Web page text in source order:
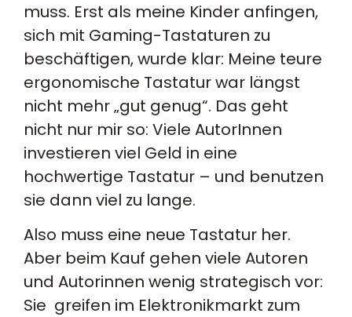
muss. Erst als meine Kinder anfingen,
sich mit Gaming-Tastaturen zu
beschäftigen, wurde klar: Meine teure
ergonomische Tastatur war längst
nicht mehr „gut genug“. Das geht
nicht nur mir so: Viele AutorInnen
investieren viel Geld in eine
hochwertige Tastatur – und benutzen
sie dann viel zu lange.
Also muss eine neue Tastatur her.
Aber beim Kauf gehen viele Autoren
und Autorinnen wenig strategisch vor:
Sie greifen im Elektronikmarkt zum